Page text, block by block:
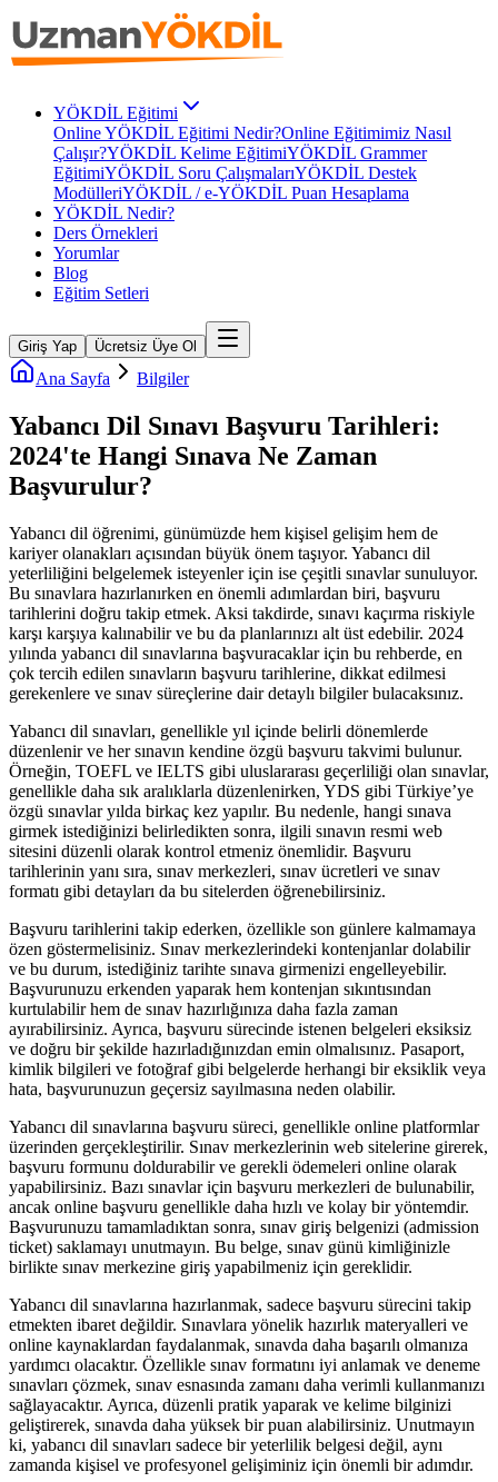
YÖKDİL Eğitimi
Online YÖKDİL Eğitimi Nedir?Online Eğitimimiz Nasıl
Çalışır?YÖKDİL Kelime EğitimiYÖKDİL Grammer
EğitimiYÖKDİL Soru ÇalışmalarıYÖKDİL Destek
ModülleriYÖKDİL / e-YÖKDİL Puan Hesaplama
YÖKDİL Nedir?
Ders Örnekleri
Yorumlar
Blog
Eğitim Setleri
Giriş Yap Ücretsiz Üye Ol
Ana Sayfa Bilgiler
Yabancı Dil Sınavı Başvuru Tarihleri:
2024'te Hangi Sınava Ne Zaman
Başvurulur?
Yabancı dil öğrenimi, günümüzde hem kişisel gelişim hem de
kariyer olanakları açısından büyük önem taşıyor. Yabancı dil
yeterliliğini belgelemek isteyenler için ise çeşitli sınavlar sunuluyor.
Bu sınavlara hazırlanırken en önemli adımlardan biri, başvuru
tarihlerini doğru takip etmek. Aksi takdirde, sınavı kaçırma riskiyle
karşı karşıya kalınabilir ve bu da planlarınızı alt üst edebilir. 2024
yılında yabancı dil sınavlarına başvuracaklar için bu rehberde, en
çok tercih edilen sınavların başvuru tarihlerine, dikkat edilmesi
gerekenlere ve sınav süreçlerine dair detaylı bilgiler bulacaksınız.
Yabancı dil sınavları, genellikle yıl içinde belirli dönemlerde
düzenlenir ve her sınavın kendine özgü başvuru takvimi bulunur.
Örneğin, TOEFL ve IELTS gibi uluslararası geçerliliği olan sınavlar,
genellikle daha sık aralıklarla düzenlenirken, YDS gibi Türkiye’ye
özgü sınavlar yılda birkaç kez yapılır. Bu nedenle, hangi sınava
girmek istediğinizi belirledikten sonra, ilgili sınavın resmi web
sitesini düzenli olarak kontrol etmeniz önemlidir. Başvuru
tarihlerinin yanı sıra, sınav merkezleri, sınav ücretleri ve sınav
formatı gibi detayları da bu sitelerden öğrenebilirsiniz.
Başvuru tarihlerini takip ederken, özellikle son günlere kalmamaya
özen göstermelisiniz. Sınav merkezlerindeki kontenjanlar dolabilir
ve bu durum, istediğiniz tarihte sınava girmenizi engelleyebilir.
Başvurunuzu erkenden yaparak hem kontenjan sıkıntısından
kurtulabilir hem de sınav hazırlığınıza daha fazla zaman
ayırabilirsiniz. Ayrıca, başvuru sürecinde istenen belgeleri eksiksiz
ve doğru bir şekilde hazırladığınızdan emin olmalısınız. Pasaport,
kimlik bilgileri ve fotoğraf gibi belgelerde herhangi bir eksiklik veya
hata, başvurunuzun geçersiz sayılmasına neden olabilir.
Yabancı dil sınavlarına başvuru süreci, genellikle online platformlar
üzerinden gerçekleştirilir. Sınav merkezlerinin web sitelerine girerek,
başvuru formunu doldurabilir ve gerekli ödemeleri online olarak
yapabilirsiniz. Bazı sınavlar için başvuru merkezleri de bulunabilir,
ancak online başvuru genellikle daha hızlı ve kolay bir yöntemdir.
Başvurunuzu tamamladıktan sonra, sınav giriş belgenizi (admission
ticket) saklamayı unutmayın. Bu belge, sınav günü kimliğinizle
birlikte sınav merkezine giriş yapabilmeniz için gereklidir.
Yabancı dil sınavlarına hazırlanmak, sadece başvuru sürecini takip
etmekten ibaret değildir. Sınavlara yönelik hazırlık materyalleri ve
online kaynaklardan faydalanmak, sınavda daha başarılı olmanıza
yardımcı olacaktır. Özellikle sınav formatını iyi anlamak ve deneme
sınavları çözmek, sınav esnasında zamanı daha verimli kullanmanızı
sağlayacaktır. Ayrıca, düzenli pratik yaparak ve kelime bilginizi
geliştirerek, sınavda daha yüksek bir puan alabilirsiniz. Unutmayın
ki, yabancı dil sınavları sadece bir yeterlilik belgesi değil, aynı
zamanda kişisel ve profesyonel gelişiminiz için önemli bir adımdır.